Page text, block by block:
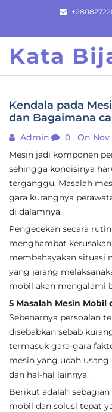
content
Kata
Kendala pada
dan Bagaimana
Admin 0
On Nov
Mesin jadi komponen
sehingga kondisinya
terganggu. Masalah
gara kurangnya
di dalamnya.
Pengecekan secara
menghambat
membahayakan situasi
yang jarang
mobil akan mengalami
5 Masalah Mesin Mobil
Sebenarnya persoalan
disebabkan sebab
termasuk gara-gara
mesin yang udah
dan hal-hal lainnya.
Berikut adalah
mobil dan solusi tepat